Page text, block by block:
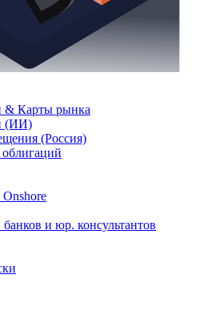
& Карты рынка
(ИИ)
(Россия)
и юр. консультантов